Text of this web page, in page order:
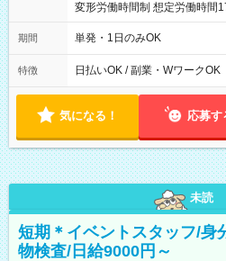
変形労働時間制 想定労働時間170時間/月 ☆シ
10/26 全日共通 08：00～12：
～9/19のみ下記シフトもあります
00
期間 単発・1日のみOK
特徴 日払いOK / 副業・WワークOK
気になる！ 応募す
未読
短期＊イベントスタッフ/身
物検査/日給9000円～